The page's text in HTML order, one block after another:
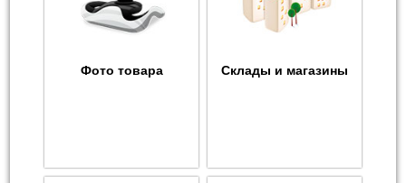
Фото товара Склады и магазины